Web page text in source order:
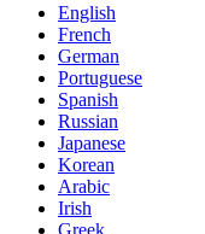
English
French
German
Portuguese
Spanish
Russian
Japanese
Korean
Arabic
Irish
Greek